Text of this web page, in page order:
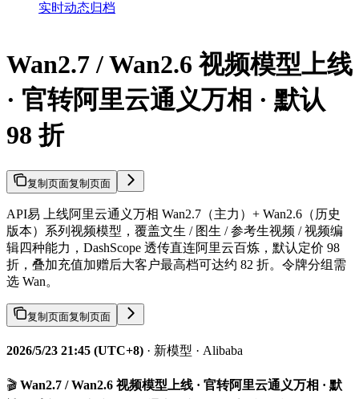
实时动态归档
Wan2.7 / Wan2.6 视频模型上线
· 官转阿里云通义万相 · 默认
98 折
复制页面复制页面
API易 上线阿里云通义万相 Wan2.7（主力）+ Wan2.6（历史
版本）系列视频模型，覆盖文生 / 图生 / 参考生视频 / 视频编
辑四种能力，DashScope 透传直连阿里云百炼，默认定价 98
折，叠加充值加赠后大客户最高档可达约 82 折。令牌分组需
选 Wan。
复制页面复制页面
2026/5/23 21:45 (UTC+8) · 新模型 · Alibaba
🎬 Wan2.7 / Wan2.6 视频模型上线 · 官转阿里云通义万相 · 默